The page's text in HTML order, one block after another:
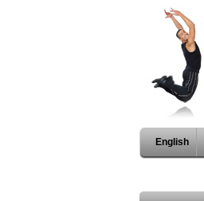
English